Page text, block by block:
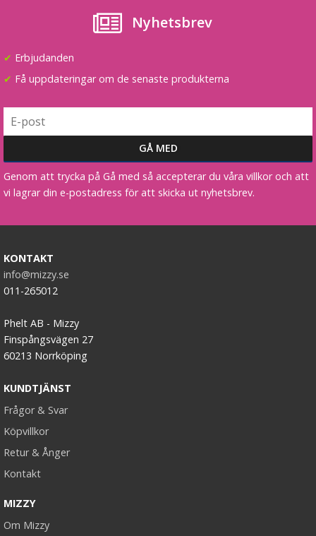
Nyhetsbrev
✔ Erbjudanden
✔ Få uppdateringar om de senaste produkterna
Genom att trycka på Gå med så accepterar du våra villkor och att
vi lagrar din e-postadress för att skicka ut nyhetsbrev.
KONTAKT
info@mizzy.se
011-265012
Phelt AB - Mizzy
Finspångsvägen 27
60213 Norrköping
KUNDTJÄNST
Frågor & Svar
Köpvillkor
Retur & Ånger
Kontakt
MIZZY
Om Mizzy